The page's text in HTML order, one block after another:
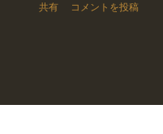
共有 コメントを投稿